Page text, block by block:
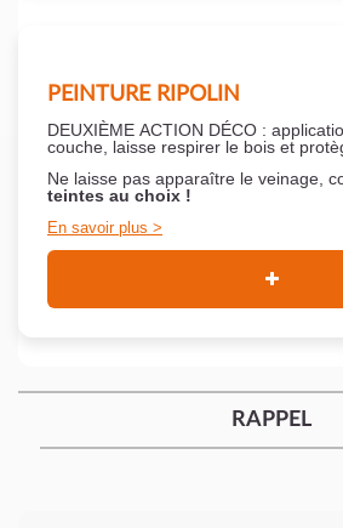
PEINTURE RIPOLIN
DEUXIÈME ACTION DÉCO :
couche, laisse respirer le bois et
Ne laisse pas apparaître le veinage,
teintes au choix !
En savoir plus
RAPPEL